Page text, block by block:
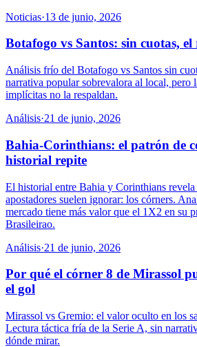
Noticias·13 de junio, 2026
Botafogo vs Santos: sin cuotas,
Análisis frío del Botafogo vs Santos sin
narrativa popular sobrevalora al local, pero
implícitas no la respaldan.
Análisis·21 de junio, 2026
Bahia-Corinthians: el patrón de
historial repite
El historial entre Bahia y Corinthians
apostadores suelen ignorar: los córners.
mercado tiene más valor que el 1X2 en su
Brasileirao.
Análisis·21 de junio, 2026
Por qué el córner 8 de Mirassol
el gol
Mirassol vs Gremio: el valor oculto en los
Lectura táctica fría de la Serie A, sin
dónde mirar.